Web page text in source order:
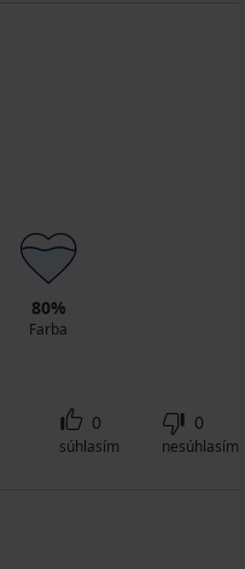
80%
Farba
0
súhlasím
0
nesúhlasím